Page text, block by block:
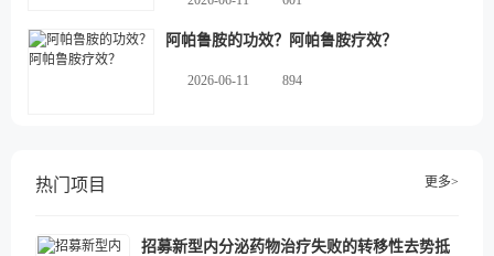
阿帕鲁胺的功效？阿帕鲁胺疗效？
2026-06-11 894
热门项目 更多>
招募新型内分泌药物治疗失败的转移性去势抵